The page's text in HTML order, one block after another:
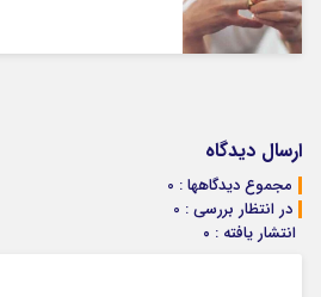
ارسال دیدگاه
مجموع دیدگاهها : 0
در انتظار بررسی : 0
انتشار یافته : ۰